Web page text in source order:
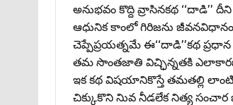
అనుభవం కొద్ది వ్రాసినకథ ‘‘దాడి’’
ఆధునిక కాంలో గిరిజను
చెప్పేప్రయత్నమే ఈ‘‘దాడి’’కథ
తమ సొంతజాతి విచ్ఛిన్నతకి
ఇక కథ విషయానికొస్తే తమతల్లి లాంటి
చిక్కుకొని నిువ నీడలేక నిత్య